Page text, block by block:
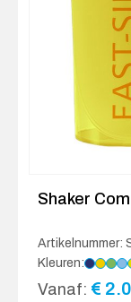
Shaker
Artikelnummer:
Kleuren:
Vanaf: €